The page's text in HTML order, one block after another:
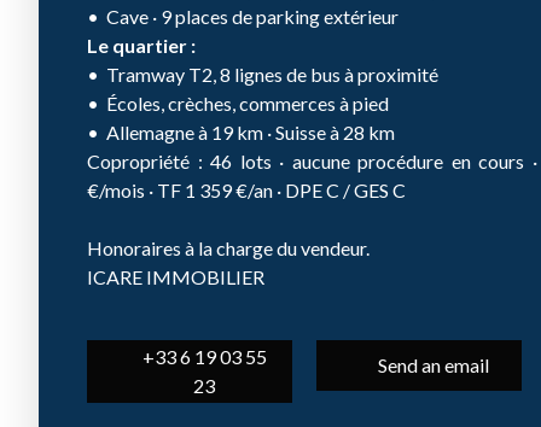
Cave · 9 places de parking extérieur
Le quartier :
Tramway T2, 8 lignes de bus à proximité
Écoles, crèches, commerces à pied
Allemagne à 19 km · Suisse à 28 km
Copropriété : 46 lots · aucune procédure en cours
€/mois · TF 1 359 €/an · DPE C / GES C
Honoraires à la charge du vendeur.
ICARE IMMOBILIER
+33 6 19 03 55
23
Send an email